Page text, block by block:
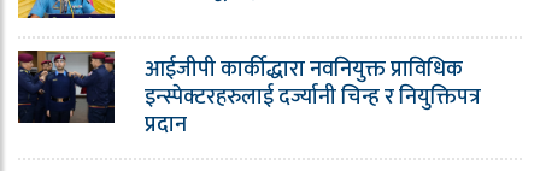
आईजीपी कार्कीद्धारा नवनियुक्त प्राविधिक
इन्स्पेक्टरहरुलाई दर्ज्यानी चिन्ह र नियुक्तिपत्र
प्रदान